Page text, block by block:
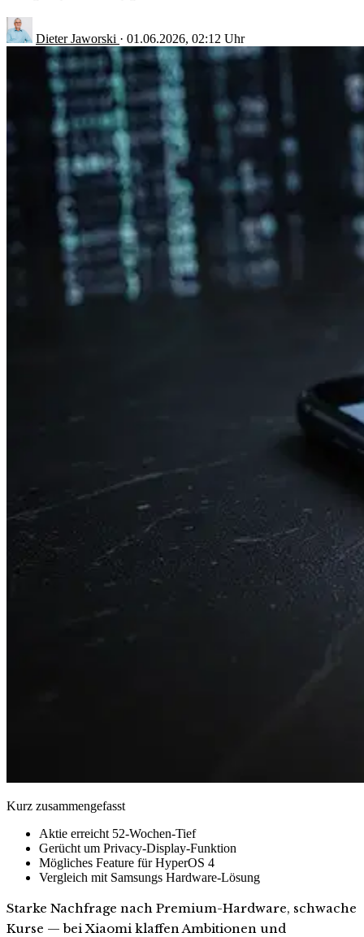
Dieter Jaworski · 01.06.2026, 02:12 Uhr
Kurz zusammengefasst
Aktie erreicht 52-Wochen-Tief
Gerücht um Privacy-Display-Funktion
Mögliches Feature für HyperOS 4
Vergleich mit Samsungs Hardware-Lösung
Starke Nachfrage nach Premium-Hardware, schwache
Kurse — bei Xiaomi klaffen Ambitionen und